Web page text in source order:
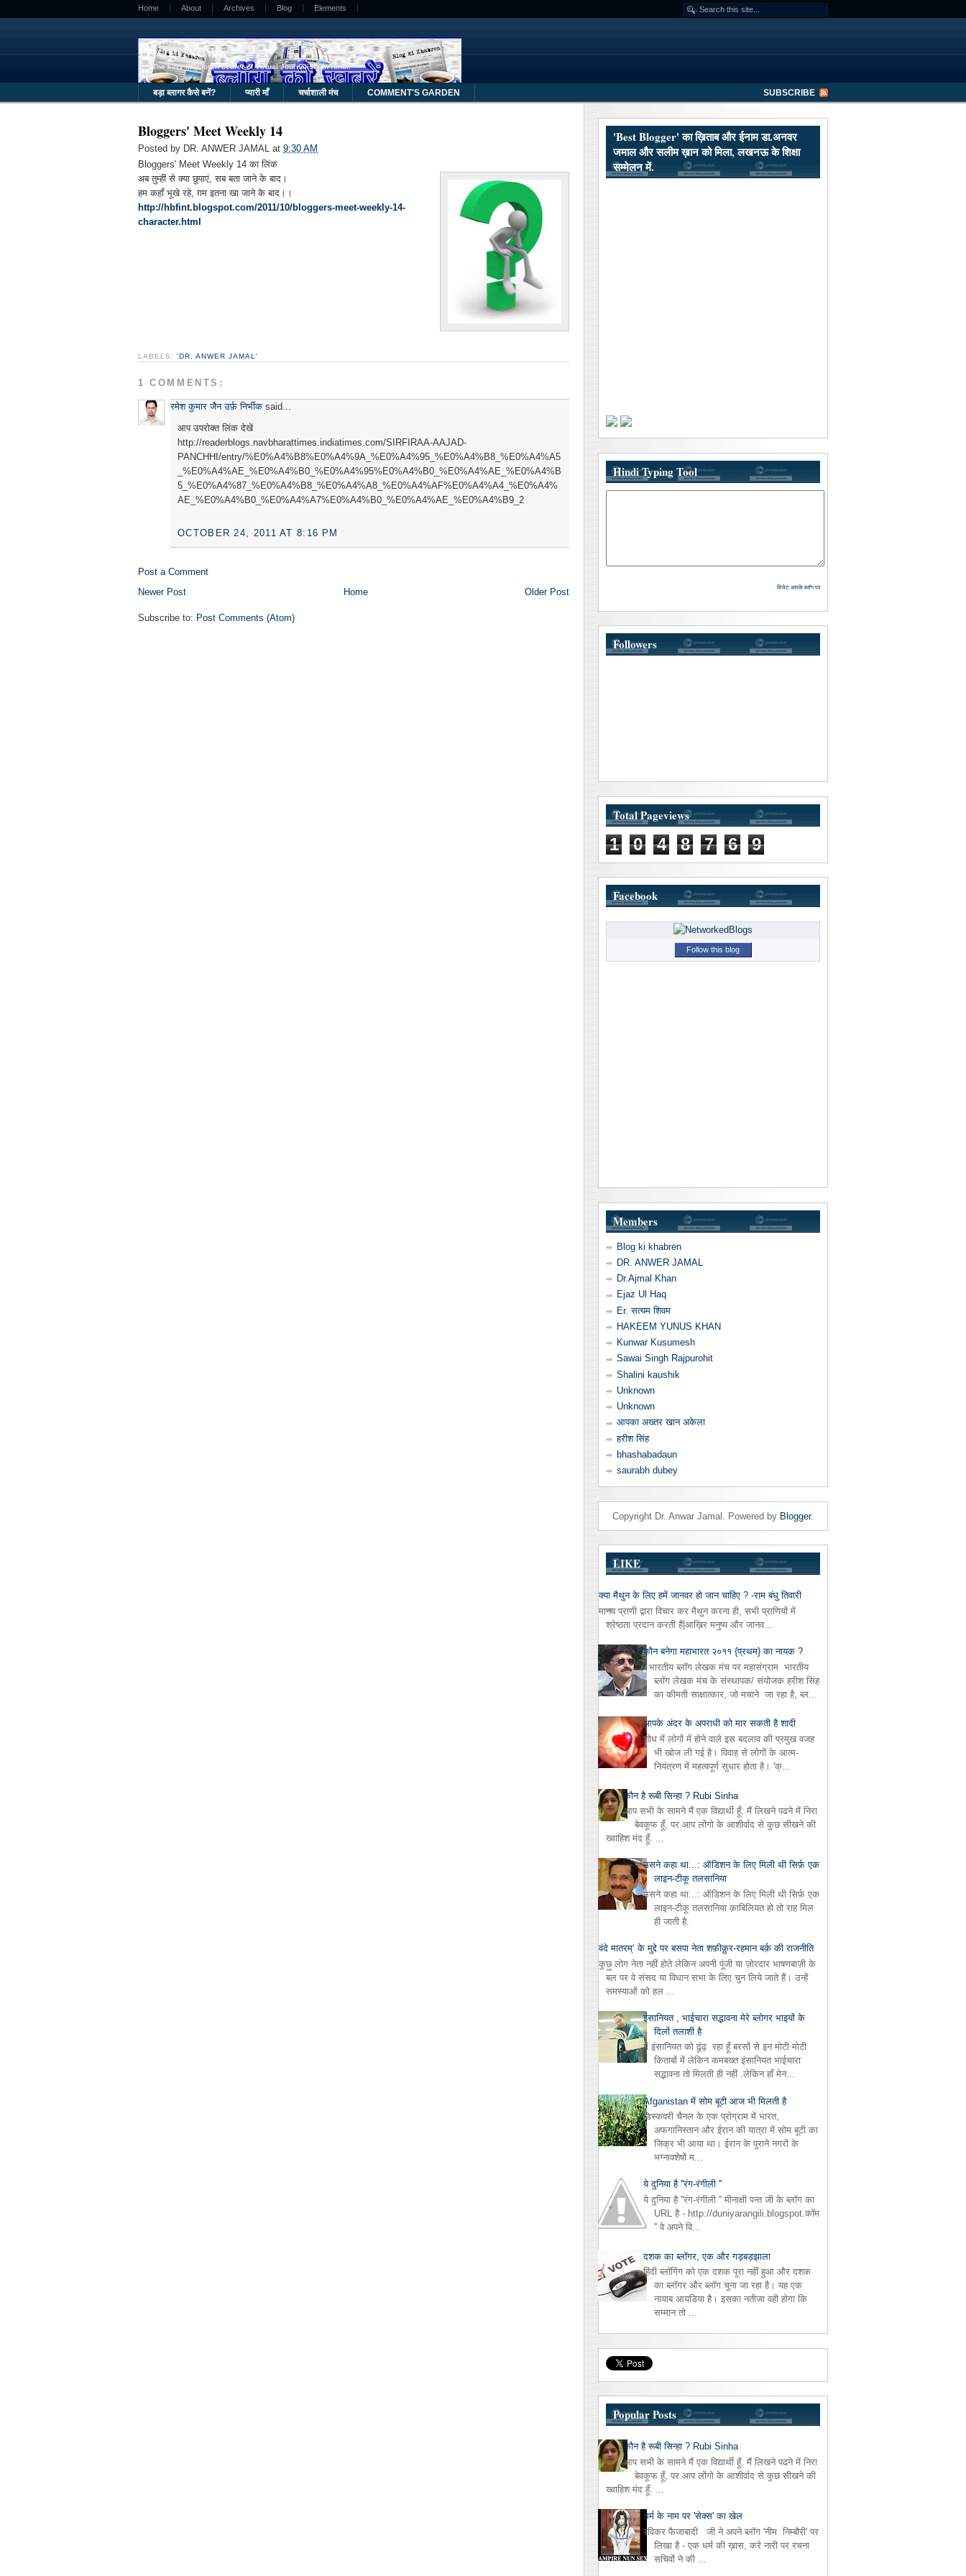
Home About Archives Blog Elements
Blog News
The very first torch bearer of Virtual Journalism in Hindi.
बड़ा ब्लागर कैसे बनें? प्यारी माँ चर्चाशाली मंच COMMENT'S GARDEN SUBSCRIBE
Bloggers' Meet Weekly 14
Posted by DR. ANWER JAMAL at 9:30 AM
Bloggers' Meet Weekly 14 का लिंक
अब तुम्हीं से क्या छुपाएं, सब बता जाने के बाद।
हम कहाँ भूखे रहे, ग़म इतना खा जाने के बाद।।
http://hbfint.blogspot.com/2011/10/bloggers-meet-weekly-14-
character.html
LABELS:'DR. ANWER JAMAL'
1 COMMENTS:
रमेश कुमार जैन उर्फ़ निर्भीक said...
आप उपरोक्त लिंक देखें
http://readerblogs.navbharattimes.indiatimes.com/SIRFIRAA-AAJAD-
PANCHHI/entry/%E0%A4%B8%E0%A4%9A_%E0%A4%95_%E0%A4%B8_%E0%A4%A5
_%E0%A4%AE_%E0%A4%B0_%E0%A4%95%E0%A4%B0_%E0%A4%AE_%E0%A4%B
5_%E0%A4%87_%E0%A4%B8_%E0%A4%A8_%E0%A4%AF%E0%A4%A4_%E0%A4%
AE_%E0%A4%B0_%E0%A4%A7%E0%A4%B0_%E0%A4%AE_%E0%A4%B9_2
OCTOBER 24, 2011 AT 8:16 PM
Post a Comment
Newer Post
Older Post
Home
Subscribe to: Post Comments (Atom)
'Best Blogger' का ख़िताब और ईनाम डा.अनवर
जमाल और सलीम ख़ान को मिला, लखनऊ के शिक्षा
सम्मेलन में.
Hindi Typing Tool
विजेट आपके ब्लॉग पर
Followers
Total Pageviews
1 0 4 8 7 6 9
Facebook
Follow this blog
Members
Blog ki khabren
DR. ANWER JAMAL
Dr.Ajmal Khan
Ejaz Ul Haq
Er. सत्यम शिवम
HAKEEM YUNUS KHAN
Kunwar Kusumesh
Sawai Singh Rajpurohit
Shalini kaushik
Unknown
Unknown
आपका अख्तर खान अकेला
हरीश सिंह
bhashabadaun
saurabh dubey
Copyright Dr. Anwar Jamal. Powered by Blogger.
LIKE
क्या मैथुन के लिए हमें जानवर हो जान चाहिए ? -राम बंधु तिवारी
मानव प्राणी द्वारा विचार कर मैथुन करना ही, सभी प्राणियों में
श्रेष्ठता प्रदान करती हैं|आख़िर मनुष्य और जानव...
कौन बनेगा महाभारत २०११ {प्रथम} का नायक ?
भारतीय ब्लॉग लेखक मंच पर महासंग्राम भारतीय
ब्लॉग लेखक मंच के संस्थापक/ संयोजक हरीश सिंह
का कीमती साक्षात्कार, जो मचाने जा रहा है, ब्ल...
आपके अंदर के अपराधी को मार सकती है शादी
शोध में लोगों में होने वाले इस बदलाव की प्रमुख वजह
भी खोज ली गई है। विवाह से लोगों के आत्म-
नियंत्रण में महत्वपूर्ण सुधार होता है। 'क्...
कौन है रूबी सिन्हा ? Rubi Sinha
आप सभी के सामने मैं एक विद्यार्थी हूँ. मैं लिखने पढने में निरा
बेवकूफ हूँ, पर आप लोंगो के आशीर्वाद से कुछ सीखने की
ख्वाहिश मंद हूँ. ...
उसने कहा था...: ऑडिशन के लिए मिली थी सिर्फ़ एक
लाइन-टीकू तलसानिया
उसने कहा था...: ऑडिशन के लिए मिली थी सिर्फ़ एक
लाइन-टीकू तलसानिया क़ाबिलियत हो तो राह मिल
ही जाती है.
वंदे मातरम्‘ के मुद्दे पर बसपा नेता शफ़ीक़ुर-रहमान बर्क़ की राजनीति
कुछ लोग नेता नहीं होते लेकिन अपनी पूंजी या ज़ोरदार भाषणबाज़ी के
बल पर वे संसद या विधान सभा के लिए चुन लिये जाते हैं। उन्हें
समस्याओं को हल ...
इंसानियत , भाईचारा सद्भावना मेरे ब्लोगर भाइयों के
दिलों तलाशी है
में इंसानियत को ढूंढ़ रहा हूँ बरसों से इन मोटी मोटी
किताबों में लेकिन कमबख्त इंसानियत भाईचारा
सद्भावना तो मिलती ही नहीं .लेकिन हाँ मेन...
Afganistan में सोम बूटी आज भी मिलती है
डिस्कवरी चैनल के एक प्रोग्राम में भारत,
अफगानिस्तान और ईरान की यात्रा में सोम बूटी का
जिक्र भी आया था। ईरान के पुराने नगरों के
भग्नावशेषों म...
ये दुनिया है ''रंग-रंगीली ''
ये दुनिया है ''रंग-रंगीली '' मीनाक्षी पन्त जी के ब्लॉग का
URL है - http://duniyarangili.blogspot.कॉम
'' वे अपने वि...
दशक का ब्लॉगर, एक और गड़बड़झाला
हिंदी ब्लॉगिंग को एक दशक पूरा नहीं हुआ और दशक
का ब्लॉगर और ब्लॉग चुना जा रहा है। यह एक
नायाब आयडिया है। इसका नतीजा वही होगा कि
सम्मान तो ...
Popular Posts
कौन है रूबी सिन्हा ? Rubi Sinha
आप सभी के सामने मैं एक विद्यार्थी हूँ. मैं लिखने पढने में निरा
बेवकूफ हूँ, पर आप लोंगो के आशीर्वाद से कुछ सीखने की
ख्वाहिश मंद हूँ. ...
धर्म के नाम पर 'सेक्स' का खेल
रविकर फैजाबादी जी ने अपने ब्लॉग 'नीम निम्बौरी' पर
लिखा है - एक धर्म की ख़ास, करे नारी पर रचना
सचिवों ने की ...